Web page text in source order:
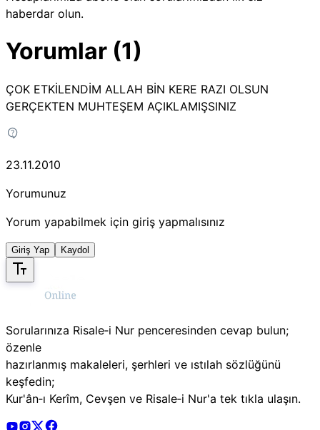
haberdar olun.
Yorumlar (1)
ÇOK ETKİLENDİM ALLAH BİN KERE RAZI OLSUN
GERÇEKTEN MUHTEŞEM AÇIKLAMIŞSINIZ
23.11.2010
Yorumunuz
Yorum yapabilmek için giriş yapmalısınız
Giriş Yap Kaydol
Sorularınıza Risale‑i Nur penceresinden cevap bulun;
özenle
hazırlanmış makaleleri, şerhleri ve ıstılah sözlüğünü
keşfedin;
Kur'ân‑ı Kerîm, Cevşen ve Risale‑i Nur'a tek tıkla ulaşın.
Risale Online Youtube Hesabı
Risale Online Instagram Hesabı
Risale Online X Hesabı